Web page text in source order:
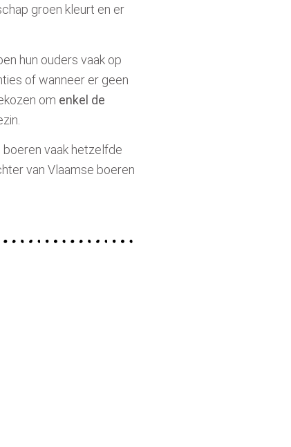
groen kleurt en er
hun ouders vaak op
of wanneer er geen
om enkel de
boeren vaak hetzelfde
van Vlaamse boeren